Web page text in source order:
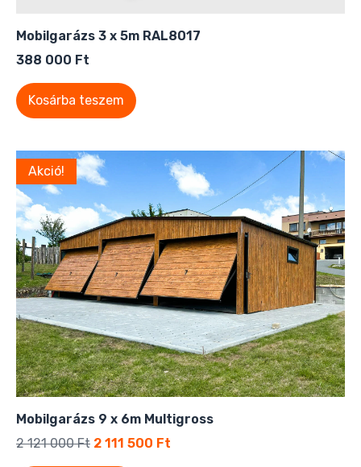
Mobilgarázs 3 x 5m RAL8017
388 000 Ft
Kosárba teszem
Akció!
Mobilgarázs 9 x 6m Multigross
2 121 000Ft 2 111 500 Ft